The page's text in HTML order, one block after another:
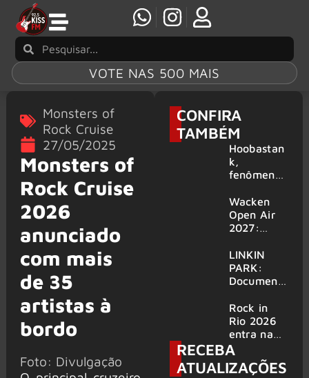
VOTE NAS 500 MAIS
Monsters of
Rock Cruise
27/05/2025
Monsters of
Rock Cruise
2026
anunciado
com mais
de 35
artistas à
bordo
Foto: Divulgação
CONFIRA
TAMBÉM
Hoobastan
k,
fenômeno
rock anos
2000,
volta ao
6 shows
Wacken
Open Air
2027:
amplia
line-up e
já
mais de 50
bandas
LINKIN
PARK:
Document
‘Unshatter’
e álbum ao
vivo são
anunciados
Rock in
Rio 2026
entra na
reta final
com
Cidade do
RECEBA
ATUALIZAÇÕES